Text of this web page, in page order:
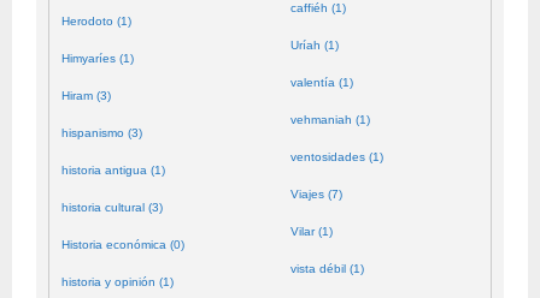
Herodoto (1)
Himyaríes (1)
Hiram (3)
hispanismo (3)
historia antigua (1)
historia cultural (3)
Historia económica (0)
historia y opinión (1)
caffiéh (1)
Uríah (1)
valentía (1)
vehmaniah (1)
ventosidades (1)
Viajes (7)
Vilar (1)
vista débil (1)